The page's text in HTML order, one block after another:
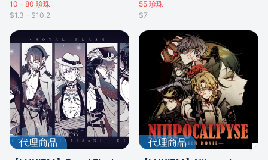
10 - 80 珍珠
$1.3 - $10.2
55 珍珠
$7
代理商品
代理商品